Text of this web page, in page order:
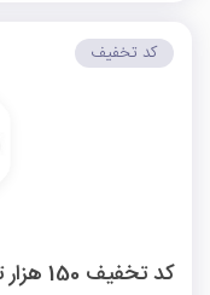
کد تخفیف 150 هزار تومانی مدما
کد تخفیف